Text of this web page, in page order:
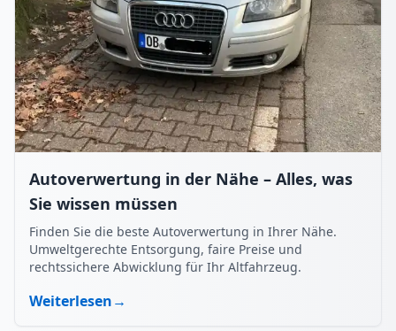
Autoverwertung in der Nähe – Alles, was
Sie wissen müssen
Finden Sie die beste Autoverwertung in Ihrer Nähe.
Umweltgerechte Entsorgung, faire Preise und
rechtssichere Abwicklung für Ihr Altfahrzeug.
Weiterlesen→